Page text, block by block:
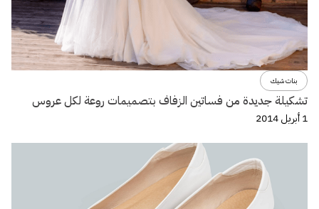
بنات شيك
تشكيلة جديدة من فساتين الزفاف بتصميمات روعة لكل عروس
1 أبريل 2014